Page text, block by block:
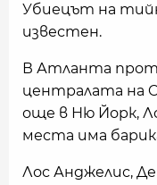
Убиецът на
известен.
В Атланта
централата на
още в Ню Йорк,
места има
Лос Анджелис,